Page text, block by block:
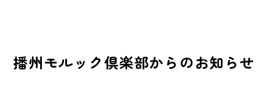
播州モルック倶楽部からのお知らせ